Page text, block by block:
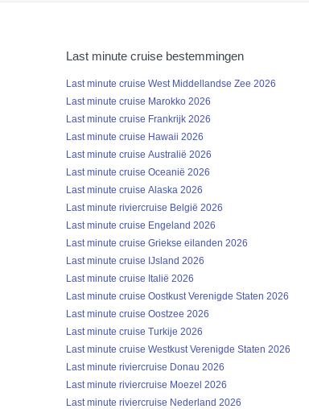
Last minute cruise bestemmingen
Last minute cruise West Middellandse Zee 2026
Last minute cruise Marokko 2026
Last minute cruise Frankrijk 2026
Last minute cruise Hawaii 2026
Last minute cruise Australië 2026
Last minute cruise Oceanië 2026
Last minute cruise Alaska 2026
Last minute riviercruise België 2026
Last minute cruise Engeland 2026
Last minute cruise Griekse eilanden 2026
Last minute cruise IJsland 2026
Last minute cruise Italië 2026
Last minute cruise Oostkust Verenigde Staten 2026
Last minute cruise Oostzee 2026
Last minute cruise Turkije 2026
Last minute cruise Westkust Verenigde Staten 2026
Last minute riviercruise Donau 2026
Last minute riviercruise Moezel 2026
Last minute riviercruise Nederland 2026